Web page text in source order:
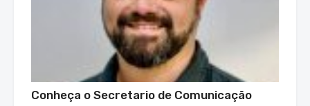
Conheça o Secretario de Comunicação